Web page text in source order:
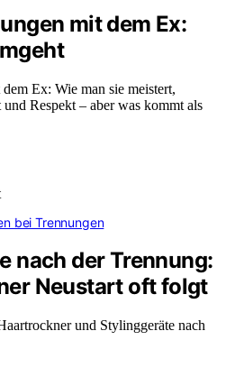
mit dem Ex:
Ex: Wie man sie meistert,
Respekt – aber was kommt als
bei Trennungen
nach der Trennung:
Neustart oft folgt
und Stylinggeräte nach